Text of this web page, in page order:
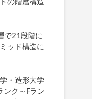
で21段階に
ッド構造に
・造形大学
ンク～Fラン